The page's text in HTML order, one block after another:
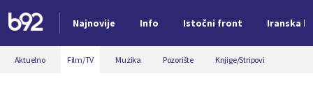
Najnovije Info Istočni front Iranska
Nova vest
Aktuelno Film/TV Muzika Pozorište Knjige/Stripovi